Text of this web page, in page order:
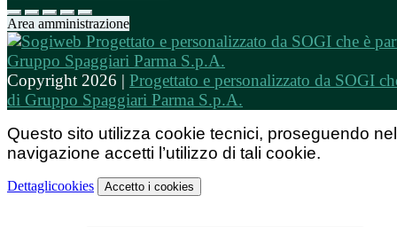
Area amministrazione
Copyright 2026 | Progettato e personalizzato da SOGI
di Gruppo Spaggiari Parma S.p.A.
Questo sito utilizza cookie tecnici, proseguendo
navigazione accetti l’utilizzo di tali cookie.
Dettaglicookies Accetto i cookies